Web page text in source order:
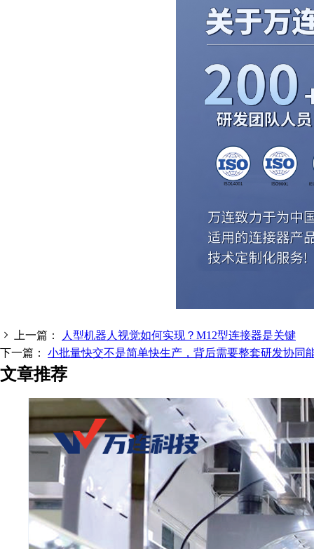
上一篇：
人型机器人视觉如何实现？M12型连接器是关键
下一篇： 小批量快交不是简单快生产，背后需要整套研发协同
文章推荐